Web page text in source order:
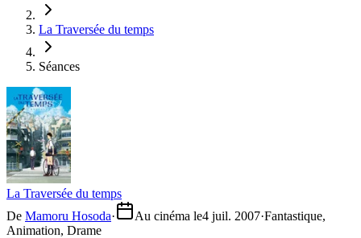
La Traversée du temps
Séances
La Traversée du temps
De Mamoru Hosoda· Au cinéma le4 juil. 2007·Fantastique,
Animation, Drame